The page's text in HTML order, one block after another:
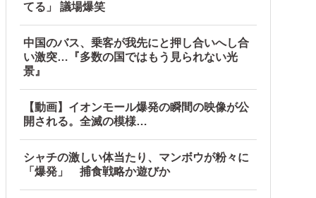
てる」 議場爆笑
中国のバス、乗客が我先にと押し合いへし合
い激突…『多数の国ではもう見られない光
景』
【動画】イオンモール爆発の瞬間の映像が公
開される。全滅の模様…
シャチの激しい体当たり、マンボウが粉々に
「爆発」 捕食戦略か遊びか